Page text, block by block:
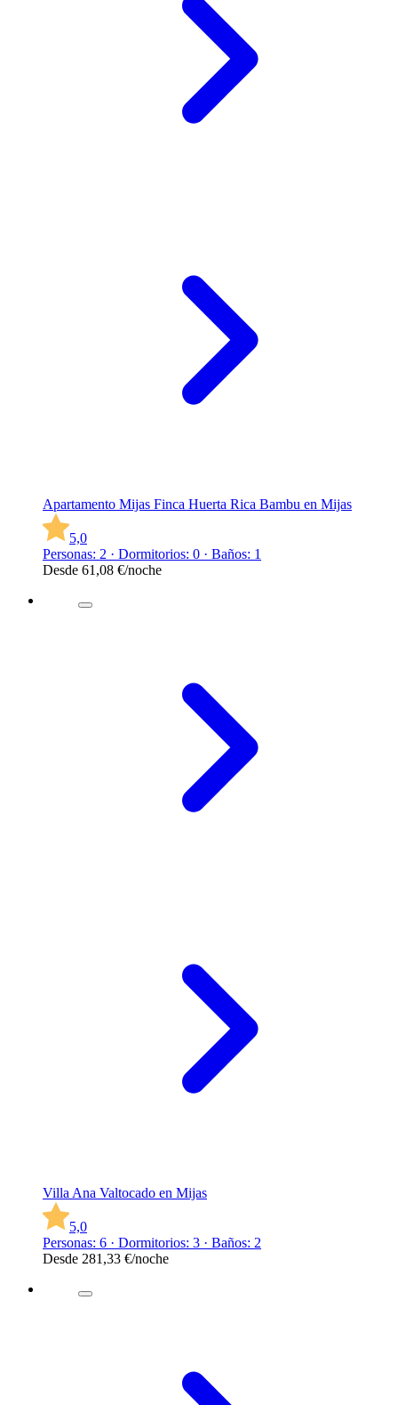
Apartamento Mijas Finca Huerta Rica Bambu en Mijas
5,0
Personas: 2 · Dormitorios: 0 · Baños: 1
Desde 61,08 €/noche
Villa Ana Valtocado en Mijas
5,0
Personas: 6 · Dormitorios: 3 · Baños: 2
Desde 281,33 €/noche